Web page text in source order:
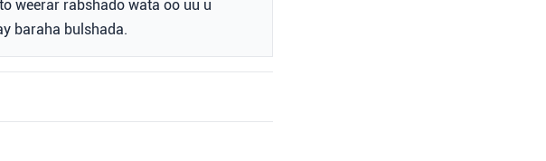
weerar rabshado wata oo uu u
baraha bulshada.